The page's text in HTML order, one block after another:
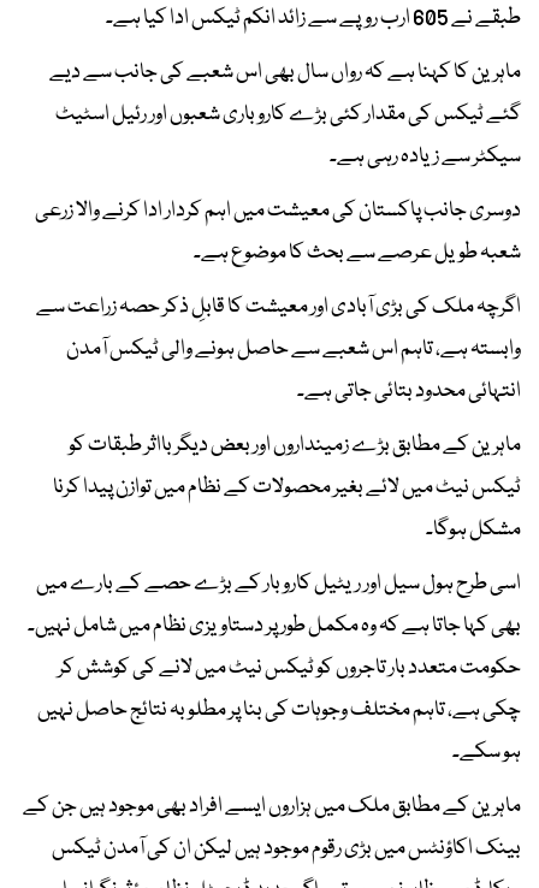
طبقے نے 605 ارب روپے سے زائد انکم ٹیکس ادا کیا ہے۔
ماہرین کا کہنا ہے کہ رواں سال بھی اس شعبے کی جانب سے دیے
گئے ٹیکس کی مقدار کئی بڑے کاروباری شعبوں اور رئیل اسٹیٹ
سیکٹر سے زیادہ رہی ہے۔
دوسری جانب پاکستان کی معیشت میں اہم کردار ادا کرنے والا زرعی
شعبہ طویل عرصے سے بحث کا موضوع ہے۔
اگرچہ ملک کی بڑی آبادی اور معیشت کا قابلِ ذکر حصہ زراعت سے
وابستہ ہے، تاہم اس شعبے سے حاصل ہونے والی ٹیکس آمدن
انتہائی محدود بتائی جاتی ہے۔
ماہرین کے مطابق بڑے زمینداروں اور بعض دیگر بااثر طبقات کو
ٹیکس نیٹ میں لائے بغیر محصولات کے نظام میں توازن پیدا کرنا
مشکل ہوگا۔
اسی طرح ہول سیل اور ریٹیل کاروبار کے بڑے حصے کے بارے میں
بھی کہا جاتا ہے کہ وہ مکمل طور پر دستاویزی نظام میں شامل نہیں۔
حکومت متعدد بار تاجروں کو ٹیکس نیٹ میں لانے کی کوشش کر
چکی ہے، تاہم مختلف وجوہات کی بنا پر مطلوبہ نتائج حاصل نہیں
ہو سکے۔
ماہرین کے مطابق ملک میں ہزاروں ایسے افراد بھی موجود ہیں جن کے
بینک اکاؤنٹس میں بڑی رقوم موجود ہیں لیکن ان کی آمدن ٹیکس